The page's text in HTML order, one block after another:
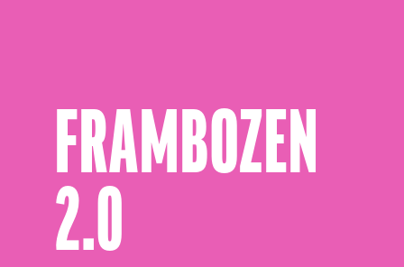
FRAMBOZEN
2.0
OM TOEGANG TE KRIJGEN TOT DEZE SITE.
IK BEN OUDER DAN 13 JAAR